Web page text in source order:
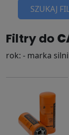
SZUKAJ
Filtry do
rok: - marka